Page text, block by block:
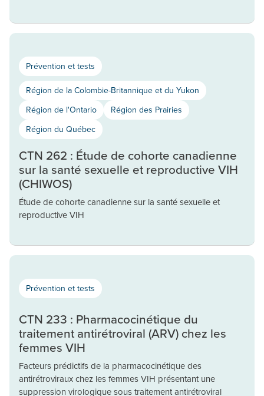
Prévention et tests
Région de la Colombie-Britannique et du Yukon
Région de l'Ontario
Région des Prairies
Région du Québec
CTN 262 : Étude de cohorte canadienne
sur la santé sexuelle et reproductive VIH
(CHIWOS)
Étude de cohorte canadienne sur la santé sexuelle et
reproductive VIH
Prévention et tests
CTN 233 : Pharmacocinétique du
traitement antirétroviral (ARV) chez les
femmes VIH
Facteurs prédictifs de la pharmacocinétique des
antirétroviraux chez les femmes VIH présentant une
suppression virologique sous traitement antirétroviral